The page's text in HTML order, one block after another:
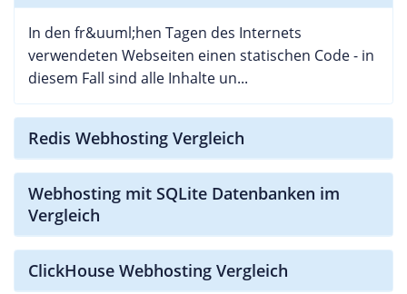
In den fr&uuml;hen Tagen des Internets
verwendeten Webseiten einen statischen Code - in
diesem Fall sind alle Inhalte un...
Redis Webhosting Vergleich
Webhosting mit SQLite Datenbanken im
Vergleich
ClickHouse Webhosting Vergleich